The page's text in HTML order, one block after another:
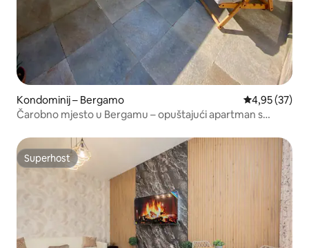
Kondominij – Bergamo Prosječna
4,95 (37)
Čarobno mjesto u Bergamu – opuštajući apartman s
Superhost
Superhost